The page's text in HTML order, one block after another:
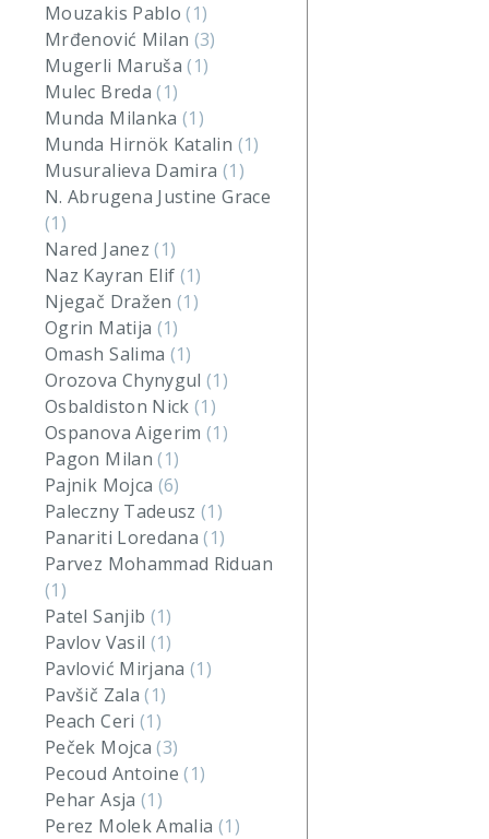
Mouzakis Pablo(1)
Mrđenović Milan (3)
Mugerli Maruša(1)
Mulec Breda(1)
Munda Milanka(1)
Munda Hirnök Katalin (1)
Musuralieva Damira (1)
N. Abrugena Justine Grace
(1)
Nared Janez(1)
Naz Kayran Elif (1)
Njegač Dražen(1)
Ogrin Matija (1)
Omash Salima (1)
Orozova Chynygul(1)
Osbaldiston Nick(1)
Ospanova Aigerim(1)
Pagon Milan(1)
Pajnik Mojca (6)
Paleczny Tadeusz(1)
Panariti Loredana(1)
Parvez Mohammad Riduan
(1)
Patel Sanjib (1)
Pavlov Vasil (1)
Pavlović Mirjana(1)
Pavšič Zala(1)
Peach Ceri (1)
Peček Mojca(3)
Pecoud Antoine(1)
Pehar Asja (1)
Perez Molek Amalia (1)